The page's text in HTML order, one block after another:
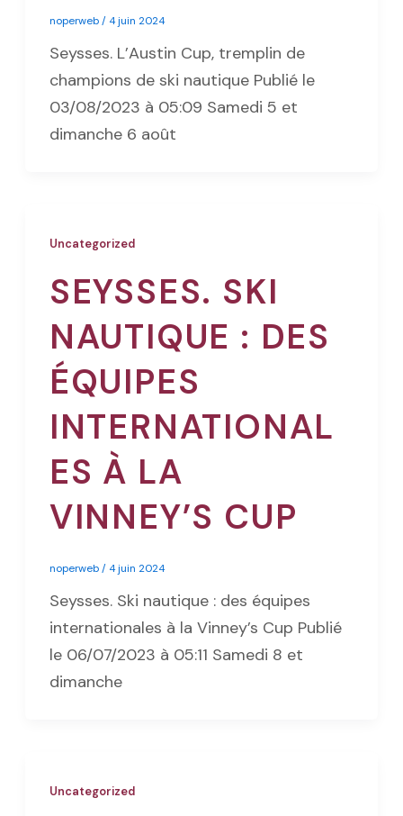
noperweb/ 4 juin 2024
Seysses. L’Austin Cup, tremplin de
champions de ski nautique Publié le
03/08/2023 à 05:09 Samedi 5 et
dimanche 6 août
Uncategorized
SEYSSES. SKI
NAUTIQUE : DES
ÉQUIPES
INTERNATIONAL
ES À LA
VINNEY’S CUP
noperweb/ 4 juin 2024
Seysses. Ski nautique : des équipes
internationales à la Vinney’s Cup Publié
le 06/07/2023 à 05:11 Samedi 8 et
dimanche
Uncategorized